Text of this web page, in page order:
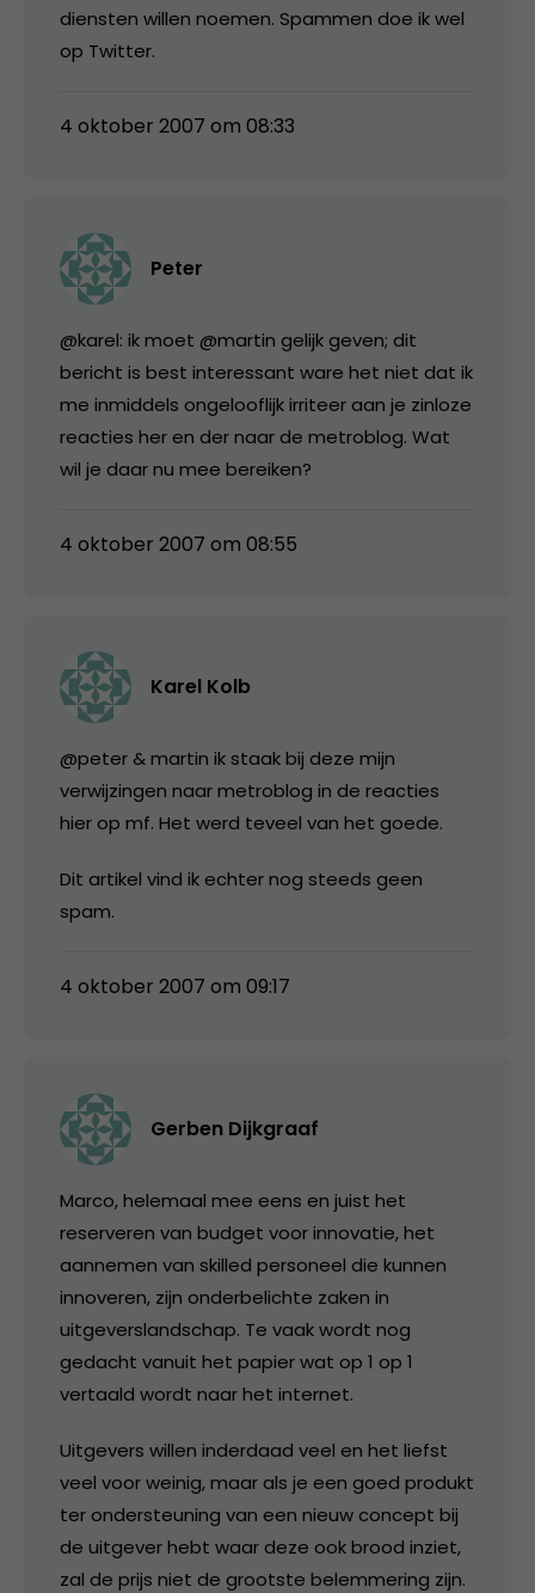
diensten willen noemen. Spammen doe ik wel
op Twitter.
4 oktober 2007 om 08:33
Peter
@karel: ik moet @martin gelijk geven; dit
bericht is best interessant ware het niet dat ik
me inmiddels ongelooflijk irriteer aan je zinloze
reacties her en der naar de metroblog. Wat
wil je daar nu mee bereiken?
4 oktober 2007 om 08:55
Karel Kolb
@peter & martin ik staak bij deze mijn
verwijzingen naar metroblog in de reacties
hier op mf. Het werd teveel van het goede.
Dit artikel vind ik echter nog steeds geen
spam.
4 oktober 2007 om 09:17
Gerben Dijkgraaf
Marco, helemaal mee eens en juist het
reserveren van budget voor innovatie, het
aannemen van skilled personeel die kunnen
innoveren, zijn onderbelichte zaken in
uitgeverslandschap. Te vaak wordt nog
gedacht vanuit het papier wat op 1 op 1
vertaald wordt naar het internet.
Uitgevers willen inderdaad veel en het liefst
veel voor weinig, maar als je een goed produkt
ter ondersteuning van een nieuw concept bij
de uitgever hebt waar deze ook brood inziet,
zal de prijs niet de grootste belemmering zijn.